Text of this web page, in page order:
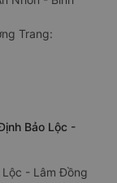
Trang:
Bảo Lộc -
Lộc - Lâm Đồng